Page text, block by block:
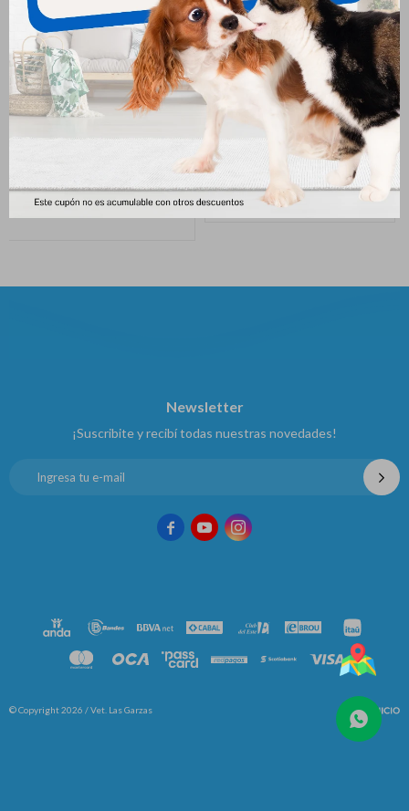
Equilibrio Gatito Cachorro 7.5
Kg
$2.491
Frost Gato Senior 7.5kg
$2.507 $2.699
Newsletter
¡Suscribite y recibí todas nuestras novedades!
  
© Copyright 2026 / Vet. Las Garzas